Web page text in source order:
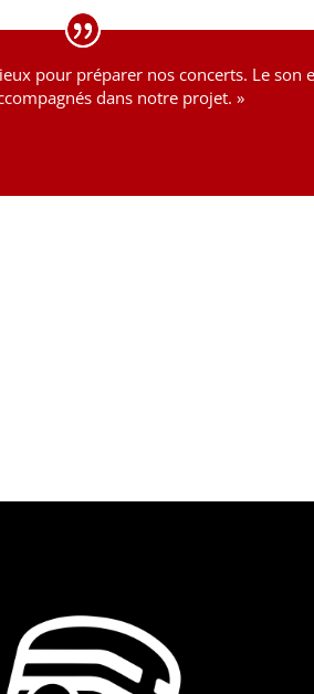
pour préparer nos concerts. Le son
dans notre projet. »